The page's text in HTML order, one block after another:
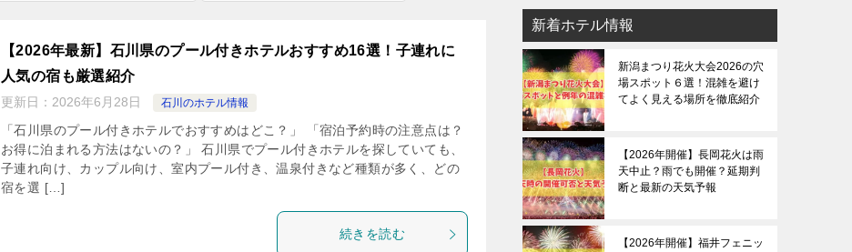
【2026年最新】石川県のプール付きホテルおすすめ16選！子連れに
人気の宿も厳選紹介
更新日： 2026年6月28日 石川のホテル情報
「石川県のプール付きホテルでおすすめはどこ？」 「宿泊予約時の注意点は？
お得に泊まれる方法はないの？」 石川県でプール付きホテルを探していても、
子連れ向け、カップル向け、室内プール付き、温泉付きなど種類が多く、どの
宿を選 […]
続きを読む
新着ホテル情報
新潟まつり花火大会2026の穴
場スポット６選！混雑を避け
てよく見える場所を徹底紹介
【2026年開催】長岡花火は雨
天中止？雨でも開催？延期判
断と最新の天気予報
【2026年開催】福井フェニッ